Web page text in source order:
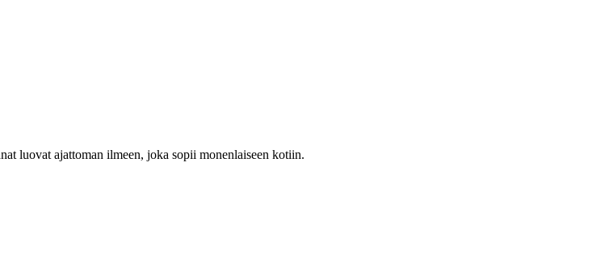
luovat ajattoman ilmeen, joka sopii monenlaiseen kotiin.